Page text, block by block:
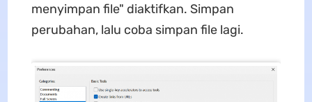
menyimpan file" diaktifkan. Simpan
perubahan, lalu coba simpan file lagi.